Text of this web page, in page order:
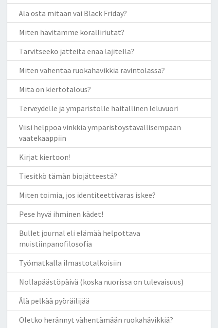
Älä osta mitään vai Black Friday?
Miten hävitämme koralliriutat?
Tarvitseeko jätteitä enää lajitella?
Miten vähentää ruokahävikkiä ravintolassa?
Mitä on kiertotalous?
Terveydelle ja ympäristölle haitallinen leluvuori
Viisi helppoa vinkkiä ympäristöystävällisempään
vaatekaappiin
Kirjat kiertoon!
Tiesitkö tämän biojätteestä?
Miten toimia, jos identiteettivaras iskee?
Pese hyvä ihminen kädet!
Bullet journal eli elämää helpottava
muistiinpanofilosofia
Työmatkalla ilmastotalkoisiin
Nollapäästöpäivä (koska nuorissa on tulevaisuus)
Älä pelkää pyöräilijää
Oletko herännyt vähentämään ruokahävikkiä?